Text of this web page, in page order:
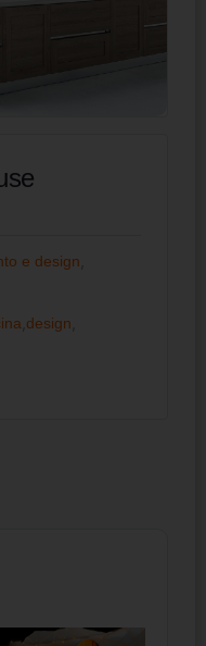
e design
design